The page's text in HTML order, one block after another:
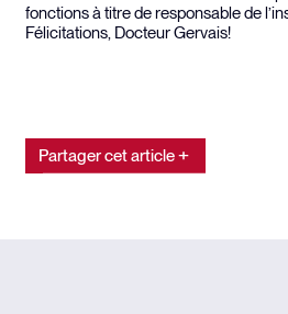
fonctions à titre de responsable de
Félicitations, Docteur Gervais!
Partager cet article